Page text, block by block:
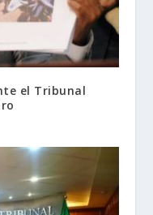
el Tribunal